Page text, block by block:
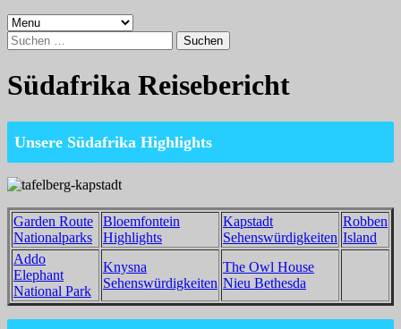
Suchen
nach:
Südafrika Reisebericht
Unsere Südafrika Highlights
Garden Route
Nationalparks
Bloemfontein
Highlights
Kapstadt
Sehenswürdigkeiten
Robben
Island
Addo
Elephant
National Park
Knysna
Sehenswürdigkeiten
The Owl House
Nieu Bethesda